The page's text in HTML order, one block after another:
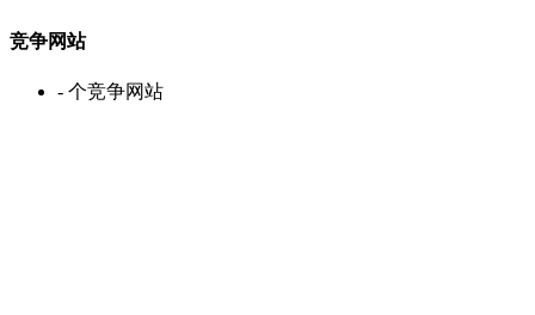
竞争网站
- 个竞争网站